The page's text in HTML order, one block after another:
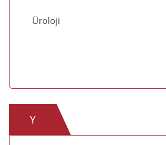
Üroloji
Y